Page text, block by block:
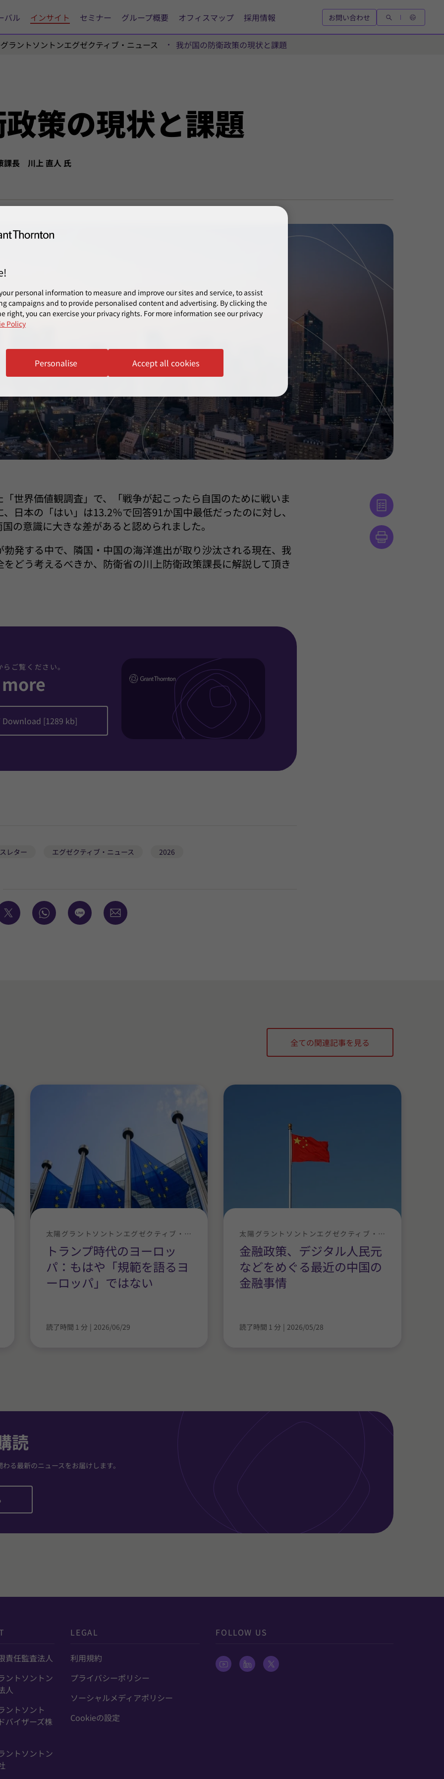
バル インサイト セミナー グループ概要 オフィスマップ 採用情報 お問い合わせ
ラントソントンエグゼクティブ・ニュース 我が国の防衛政策の現状と課題
政策の現状と課題
長 川上 直人 氏
世界価値観調査」で、「戦争が起こったら自国のために戦いま
日本の「はい」は13.2％で回答91か国中最低だったのに対し、
の意識に大きな差があると認められました。
発する中で、隣国・中国の海洋進出が取り沙汰される現在、我
どう考えるべきか、防衛省の川上防衛政策課長に解説して頂き
ご覧ください。
Download [1289 kb]
レター エグゼクティブ・ニュース 2026
全ての関連記事を見る
トランプ時代のヨーロッ
パ：もはや「規範を語るヨ
ーロッパ」ではない
太陽グラントソントンエグゼクティブ・ニュース
読了時間 1 分 | 2026/06/29
金融政策、デジタル人民元
などをめぐる最近の中国の
金融事情
太陽グラントソントンエグゼクティブ・ニュース
読了時間 1 分 | 2026/05/28
読
る最新のニュースをお届けします。
責任監査法人
ントソントン
人
ントソント
バイザーズ株
ントソントン
LEGAL
利用規約
プライバシーポリシー
ソーシャルメディアポリシー
Cookieの設定
FOLLOW US
personal information to measure and improve our sites and service, to assist
campaigns and to provide personalised content and advertising. By clicking the
right, you can exercise your privacy rights. For more information see our privacy
Policy
Accept all cookies
Personalise